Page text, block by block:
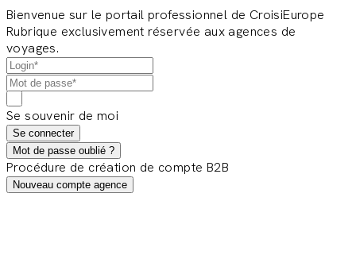
Bienvenue sur le portail professionnel de CroisiEurope
Rubrique exclusivement réservée aux agences de
voyages.
Se souvenir de moi
Se connecter
Mot de passe oublié ?
Procédure de création de compte B2B
Nouveau compte agence